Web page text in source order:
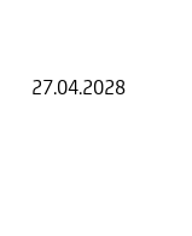
27.04.2028